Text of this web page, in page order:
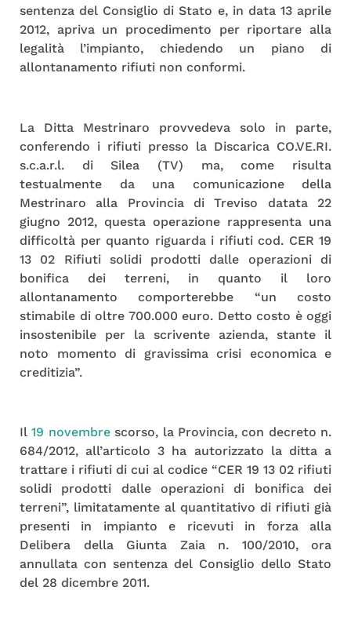
sentenza del Consiglio di Stato e, in data 13 aprile
2012, apriva un procedimento per riportare alla
legalità l’impianto, chiedendo un piano di
allontanamento rifiuti non conformi.
La Ditta Mestrinaro provvedeva solo in parte,
conferendo i rifiuti presso la Discarica CO.VE.RI.
s.c.a.r.l. di Silea (TV) ma, come risulta
testualmente da una comunicazione della
Mestrinaro alla Provincia di Treviso datata 22
giugno 2012, questa operazione rappresenta una
difficoltà per quanto riguarda i rifiuti cod. CER 19
13 02 Rifiuti solidi prodotti dalle operazioni di
bonifica dei terreni, in quanto il loro
allontanamento comporterebbe “un costo
stimabile di oltre 700.000 euro. Detto costo è oggi
insostenibile per la scrivente azienda, stante il
noto momento di gravissima crisi economica e
creditizia”.
Il19 novembrescorso, la Provincia, con decreto n.
684/2012, all’articolo 3 ha autorizzato la ditta a
trattare i rifiuti di cui al codice “CER 19 13 02 rifiuti
solidi prodotti dalle operazioni di bonifica dei
terreni”, limitatamente al quantitativo di rifiuti già
presenti in impianto e ricevuti in forza alla
Delibera della Giunta Zaia n. 100/2010, ora
annullata con sentenza del Consiglio dello Stato
del 28 dicembre 2011.